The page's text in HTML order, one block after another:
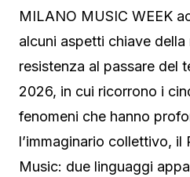
MILANO MUSIC WEEK
alcuni aspetti chiave della
resistenza al passare del
2026, in cui ricorrono i
fenomeni che hanno
l’immaginario collettivo, il
Music: due linguaggi